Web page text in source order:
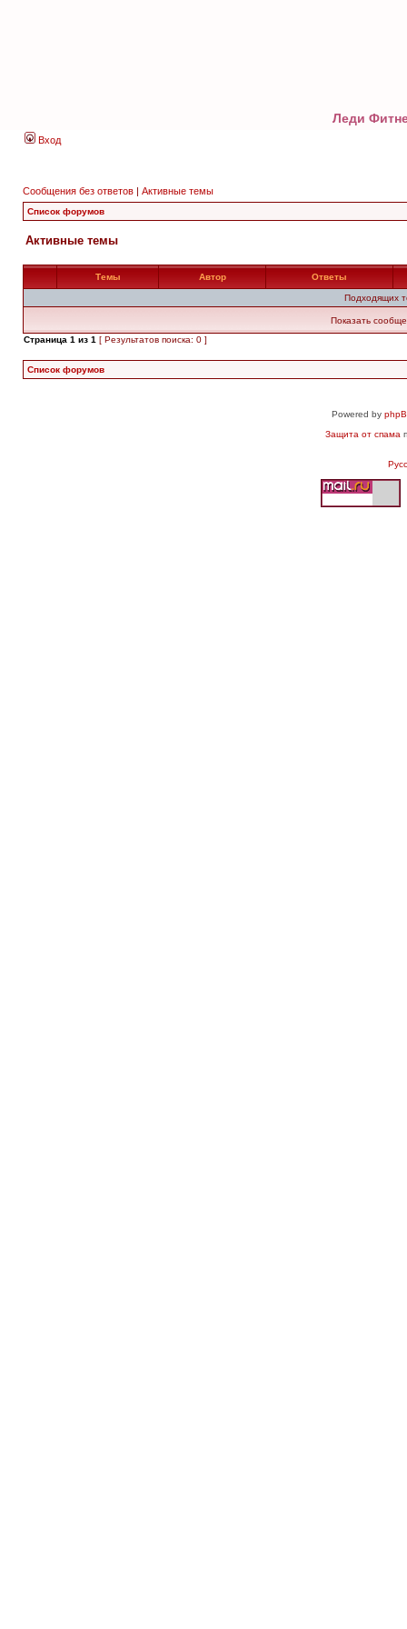
Леди
Вход
Сообщения без ответов | Активные темы
Список форумов
Активные темы
Темы Автор Ответы
Подходящих
Показать
Страница 1 из 1 [ Результатов поиска: 0 ]
Список форумов
Powered by
Защита от спама